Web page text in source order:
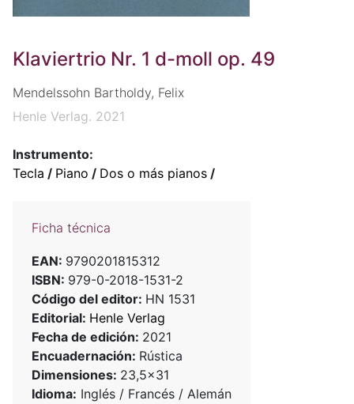
Klaviertrio Nr. 1 d-moll op. 49
Mendelssohn Bartholdy, Felix
Henle Verlag. 2021
Instrumento:
Tecla / Piano / Dos o más pianos /
Ficha técnica
EAN: 9790201815312
ISBN: 979-0-2018-1531-2
Código del editor: HN 1531
Editorial: Henle Verlag
Fecha de edición: 2021
Encuadernación: Rústica
Dimensiones: 23,5x31
Idioma: Inglés / Francés / Alemán